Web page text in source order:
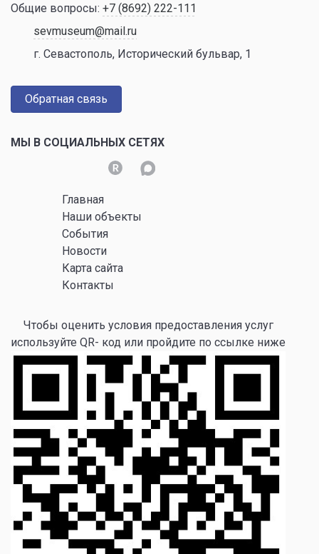
Общие вопросы: +7 (8692) 222-111
sevmuseum@mail.ru
г. Севастополь, Исторический бульвар, 1
Обратная связь
МЫ В СОЦИАЛЬНЫХ СЕТЯХ
Главная
Наши объекты
События
Новости
Карта сайта
Контакты
Чтобы оценить условия предоставления услуг
используйте QR- код или пройдите по ссылке ниже